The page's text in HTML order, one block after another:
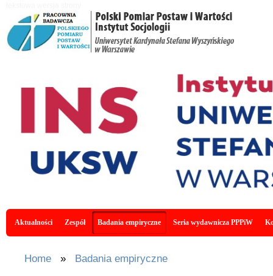
Main menu
Aktualności Zespół Badania empiryczne Seria wydawnicza PPPiW
You are here
Home » Badania empiryczne